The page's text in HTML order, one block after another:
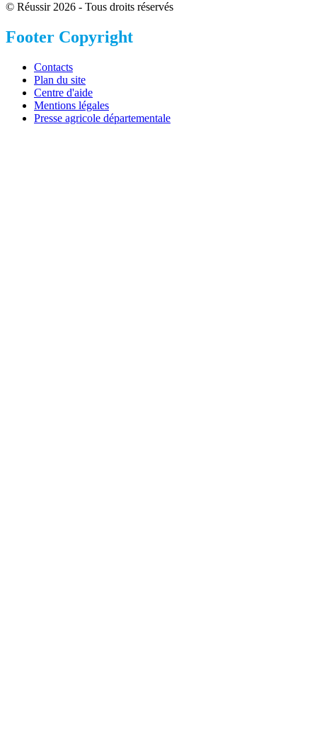
© Réussir 2026 - Tous droits réservés
Footer Copyright
Contacts
Plan du site
Centre d'aide
Mentions légales
Presse agricole départementale